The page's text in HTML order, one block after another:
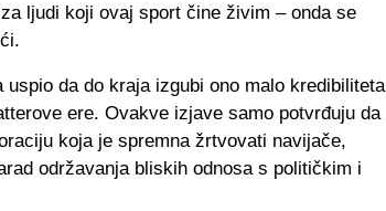
ljudi koji ovaj sport čine živim – onda se
uspio da do kraja izgubi ono malo kredibiliteta
ere. Ovakve izjave samo potvrđuju da
koja je spremna žrtvovati navijače,
održavanja bliskih odnosa s političkim i